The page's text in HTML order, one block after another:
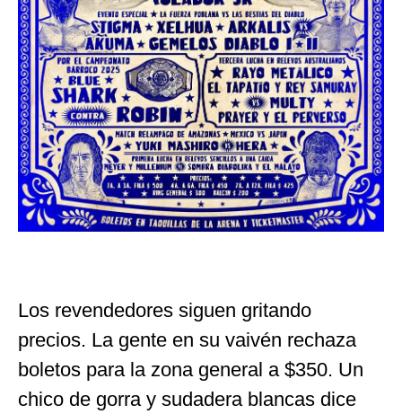
Los revendedores siguen gritando
precios. La gente en su vaivén rechaza
boletos para la zona general a $350. Un
chico de gorra y sudadera blancas dice